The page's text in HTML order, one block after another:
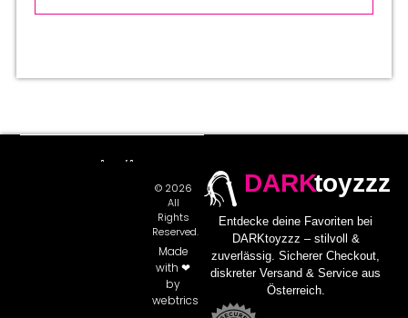
DARKtoyzzz
Entdecke deine Favoriten bei
DARKtoyzzz – stilvoll &
zuverlässig. Sicherer Checkout,
diskreter Versand & Service aus
Österreich.
© 2026
All
Rights
Reserved.
Made
with ❤
by
webtrics